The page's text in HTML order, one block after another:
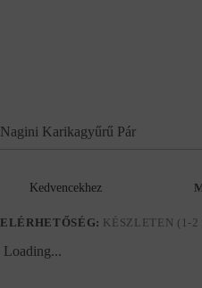
Nagini Karikagyűrű Pár
ELÉRHETŐSÉG: KÉSZLETEN (1-2
Kedvencekhez
Loading...